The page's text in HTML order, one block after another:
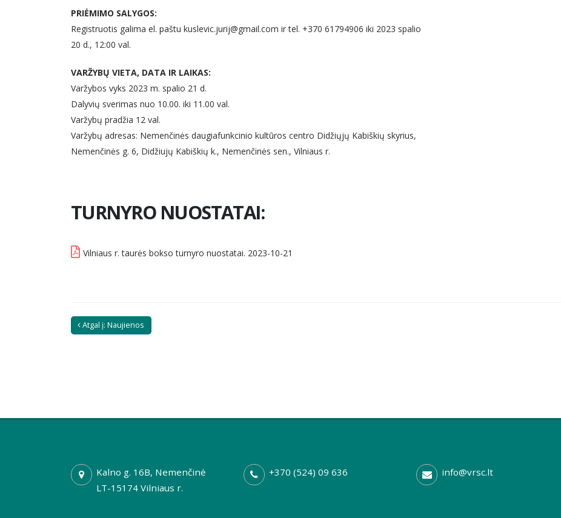
PRIĖMIMO SALYGOS:
Registruotis galima el. paštu kuslevic.jurij@gmail.com ir tel. +370 61794906 iki 2023 spalio
20 d., 12:00 val.
VARŽYBŲ VIETA, DATA IR LAIKAS:
Varžybos vyks 2023 m. spalio 21 d.
Dalyvių sverimas nuo 10.00. iki 11.00 val.
Varžybų pradžia 12 val.
Varžybų adresas: Nemenčinės daugiafunkcinio kultūros centro Didžiųjų Kabiškių skyrius,
Nemenčinės g. 6, Didžiujų Kabiškių k., Nemenčinės sen., Vilniaus r.
TURNYRO NUOSTATAI:
Vilniaus r. taurės bokso turnyro nuostatai. 2023-10-21
Atgal į: Naujienos
Kalno g. 16B, Nemenčinė
LT-15174 Vilniaus r.
+370 (524) 09 636 info@vrsc.lt